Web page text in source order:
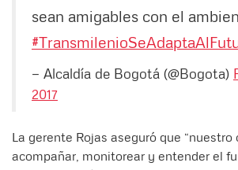
sean amigables con el
— Alcaldía de Bogotá (@Bogota)
2017
La gerente Rojas aseguró que “nuestro
acompañar, monitorear y entender el